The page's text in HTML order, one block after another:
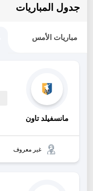
جدول المباريات
مباريات الأمس
مانسفيلد تاون
غير معروف